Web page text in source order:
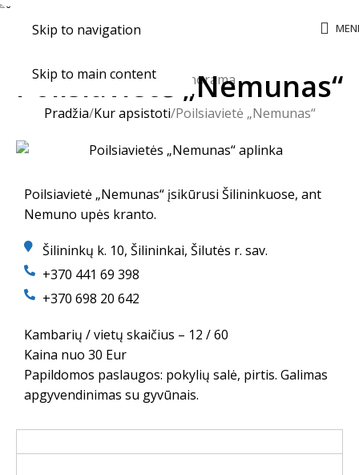
Skip to navigation
Skip to main content
Poilsiavietė „Nemunas“
Pradžia Kur apsistoti Poilsiavietė „Nemunas“
Poilsiavietė „Nemunas“ įsikūrusi Šilininkuose, ant
Nemuno upės kranto.
Šilininkų k. 10, Šilininkai, Šilutės r. sav.
+370 441 69 398
+370 698 20 642
Kambarių / vietų skaičius – 12 / 60
Kaina nuo 30 Eur
Papildomos paslaugos: pokylių salė, pirtis. Galimas
apgyvendinimas su gyvūnais.